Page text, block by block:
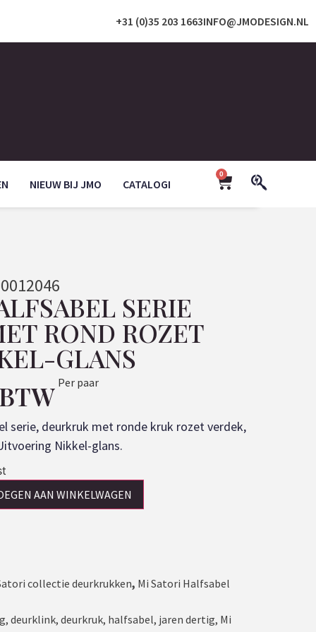
INFO@JMODESIGN.NL
+31 (0)35 203 1663
NIEUW BIJ JMO CATALOGI
0
SERIE
ROND ROZET
GLANS
Per paar
serie, deurkruk met ronde kruk rozet verdek,
Nikkel-glans.
AAN WINKELWAGEN
collectie deurkrukken, Mi Satori Halfsabel
, deurklink, deurkruk, halfsabel, jaren dertig, Mi